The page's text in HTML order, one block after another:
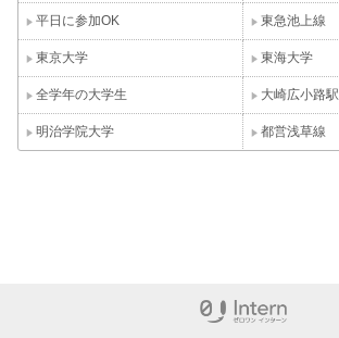
平日に参加OK 東急池上線
東京大学 東海大学
全学年の大学生 大崎広小路駅
明治学院大学 都営浅草線